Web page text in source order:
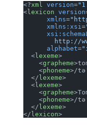
<?xml version=
< lexicon
      xmlns
=
      xmlns:xsi
      alphabet
=
  <
lexeme
    <
grapheme
    <
phoneme >/
  </
lexeme
  <
lexeme
    <
grapheme
    <
phoneme >/
  </
lexeme
</ lexicon